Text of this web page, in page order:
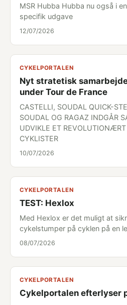
MSR Hubba Hubba nu også i
specifik udgave
12/07/2026
CYKELPORTALEN
Nyt stratetisk
under Tour de France
CASTELLI, SOUDAL QUICK-
SOUDAL OG RAGAZ INDGÅR
UDVIKLE ET
CYKLISTER
10/07/2026
CYKELPORTALEN
TEST: Hexlox
Med Hexlox er det muligt at
cykelstumper på cyklen på en
08/07/2026
CYKELPORTALEN
Cykelportalen efterlyser